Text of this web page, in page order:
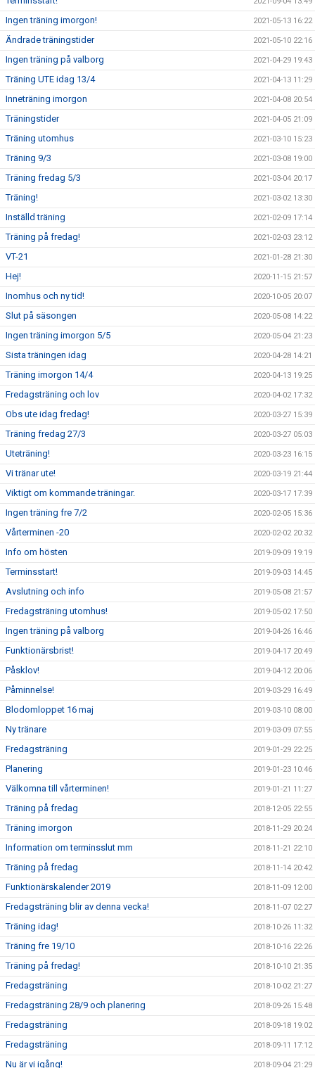
Ingen träning imorgon! 2021-05-13 16:22
Ändrade träningstider 2021-05-10 22:16
Ingen träning på valborg 2021-04-29 19:43
Träning UTE idag 13/4 2021-04-13 11:29
Inneträning imorgon 2021-04-08 20:54
Träningstider 2021-04-05 21:09
Träning utomhus 2021-03-10 15:23
Träning 9/3 2021-03-08 19:00
Träning fredag 5/3 2021-03-04 20:17
Träning! 2021-03-02 13:30
Inställd träning 2021-02-09 17:14
Träning på fredag! 2021-02-03 23:12
VT-21 2021-01-28 21:30
Hej! 2020-11-15 21:57
Inomhus och ny tid! 2020-10-05 20:07
Slut på säsongen 2020-05-08 14:22
Ingen träning imorgon 5/5 2020-05-04 21:23
Sista träningen idag 2020-04-28 14:21
Träning imorgon 14/4 2020-04-13 19:25
Fredagsträning och lov 2020-04-02 17:32
Obs ute idag fredag! 2020-03-27 15:39
Träning fredag 27/3 2020-03-27 05:03
Uteträning! 2020-03-23 16:15
Vi tränar ute! 2020-03-19 21:44
Viktigt om kommande träningar. 2020-03-17 17:39
Ingen träning fre 7/2 2020-02-05 15:36
Vårterminen -20 2020-02-02 20:32
Info om hösten 2019-09-09 19:19
Terminsstart! 2019-09-03 14:45
Avslutning och info 2019-05-08 21:57
Fredagsträning utomhus! 2019-05-02 17:50
Ingen träning på valborg 2019-04-26 16:46
Funktionärsbrist! 2019-04-17 20:49
Påsklov! 2019-04-12 20:06
Påminnelse! 2019-03-29 16:49
Blodomloppet 16 maj 2019-03-10 08:00
Ny tränare 2019-03-09 07:55
Fredagsträning 2019-01-29 22:25
Planering 2019-01-23 10:46
Välkomna till vårterminen! 2019-01-21 11:27
Träning på fredag 2018-12-05 22:55
Träning imorgon 2018-11-29 20:24
Information om terminsslut mm 2018-11-21 22:10
Träning på fredag 2018-11-14 20:42
Funktionärskalender 2019 2018-11-09 12:00
Fredagsträning blir av denna vecka! 2018-11-07 02:27
Träning idag! 2018-10-26 11:32
Träning fre 19/10 2018-10-16 22:26
Träning på fredag! 2018-10-10 21:35
Fredagsträning 2018-10-02 21:27
Fredagsträning 28/9 och planering 2018-09-26 15:48
Fredagsträning 2018-09-18 19:02
Fredagsträning 2018-09-11 17:12
Nu är vi igång! 2018-09-04 21:29